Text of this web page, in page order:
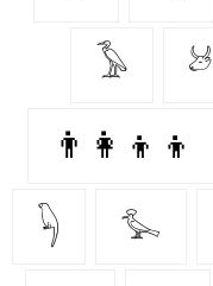
𓅥 𓃾
👨‍👩‍👦‍👦
𓆐 𓅙